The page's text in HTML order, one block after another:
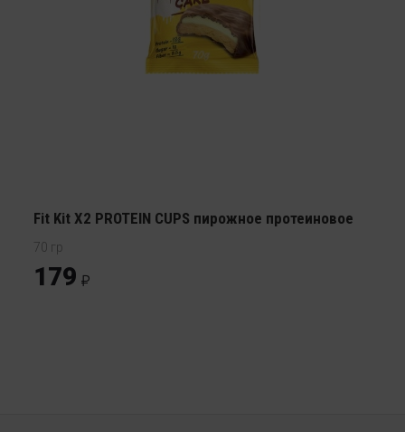
Fit Kit X2 PROTEIN CUPS пирожное протеиновое
70 гр
179